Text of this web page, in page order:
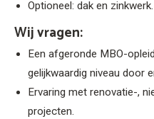
Optioneel: dak en zinkwerk.
Wij vragen:
Een afgeronde MBO-
gelijkwaardig niveau door
Ervaring met renovatie-,
projecten.